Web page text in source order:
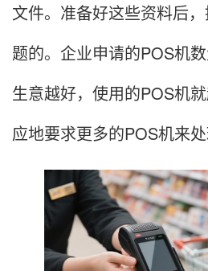
文件。准备好这些资料后
题的。企业申请的POS机数
生意越好，使用的POS机
应地要求更多的POS机来处